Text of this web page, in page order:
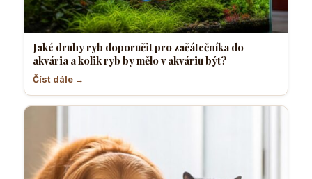
Jaké druhy ryb doporučit pro začátečníka do
akvária a kolik ryb by mělo v akváriu být?
Číst dále →